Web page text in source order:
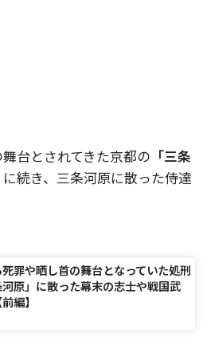
台とされてきた京都の 「三条
続き、三条河原に散った侍達
罪や晒し首の舞台となっていた処刑
原」に散った幕末の志士や戦国武
編】